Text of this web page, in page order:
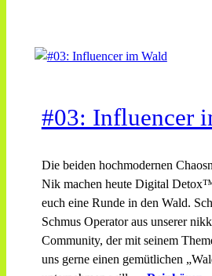
#03: Influencer
Die beiden hochmodernen
Nik machen heute Digital
euch eine Runde in den Wald.
Schmus Operator aus unserer
Community, der mit seinem
uns gerne einen gemütlichen